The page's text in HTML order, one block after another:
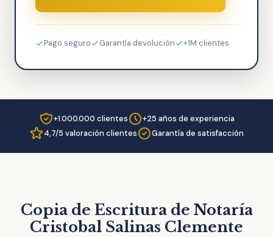
Pago seguro Garantía devolución +1M clientes
+1.000.000 clientes
+25 años de experiencia
4,7/5 valoración clientes
Garantía de satisfacción
Copia de Escritura de Notaría
Cristobal Salinas Clemente